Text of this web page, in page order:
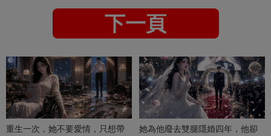
下一頁
重生一次，她不要愛情，只想帶
她為他廢去雙腿隱婚四年，他卻